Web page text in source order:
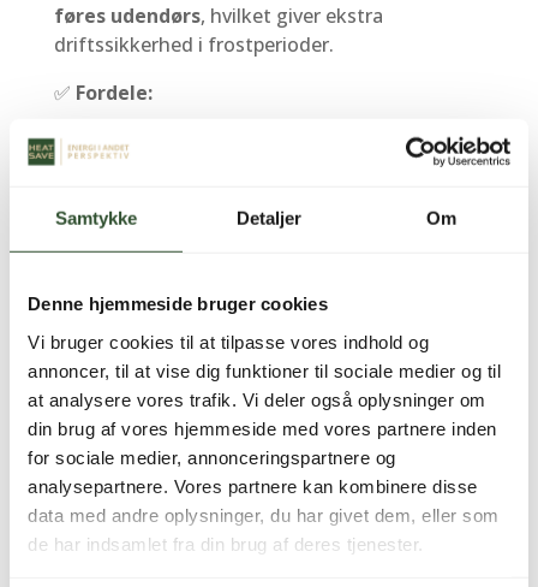
Samtykke Detaljer Om
Denne hjemmeside bruger cookies
Vi bruger cookies til at tilpasse vores indhold og
annoncer, til at vise dig funktioner til sociale medier og til
at analysere vores trafik. Vi deler også oplysninger om
din brug af vores hjemmeside med vores partnere inden
for sociale medier, annonceringspartnere og
analysepartnere. Vores partnere kan kombinere disse
data med andre oplysninger, du har givet dem, eller som
de har indsamlet fra din brug af deres tjenester.
føres udendørs, hvilket giver ekstra
driftssikkerhed i frostperioder.
✅ Fordele:
A++ energieffektivitet og COP op til 4,9
Understøtter
internetstyring og app-
overvågning
ventilatorstyring
Lavt støjniveau (50 dB ved 1 m) og
moderne design
Et solidt valg til dig, der ønsker
maksimal
komfort, effektiv drift og fremtidssikker
teknologi
i én komplet løsning.
Anmeldelser